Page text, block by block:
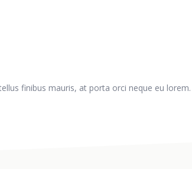
finibus mauris, at porta orci neque eu